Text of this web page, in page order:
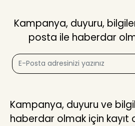
Kampanya, duyuru,
posta ile haberdar
Kampanya, duyuru ve
haberdar olmak için kayıt